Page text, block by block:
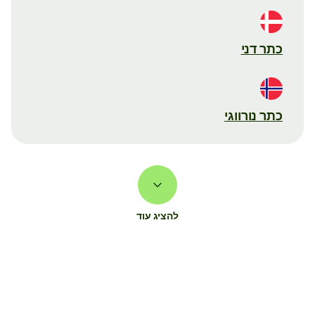
כתר דני
כתר נורווגי
להציג עוד